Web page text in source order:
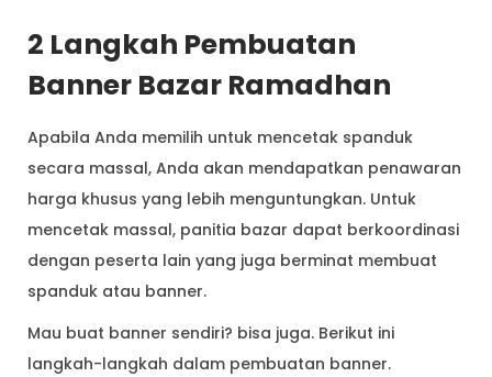
2 Langkah Pembuatan
Banner Bazar Ramadhan
Apabila Anda memilih untuk mencetak spanduk
secara massal, Anda akan mendapatkan penawaran
harga khusus yang lebih menguntungkan. Untuk
mencetak massal, panitia bazar dapat berkoordinasi
dengan peserta lain yang juga berminat membuat
spanduk atau banner.
Mau buat banner sendiri? bisa juga. Berikut ini
langkah-langkah dalam pembuatan banner.